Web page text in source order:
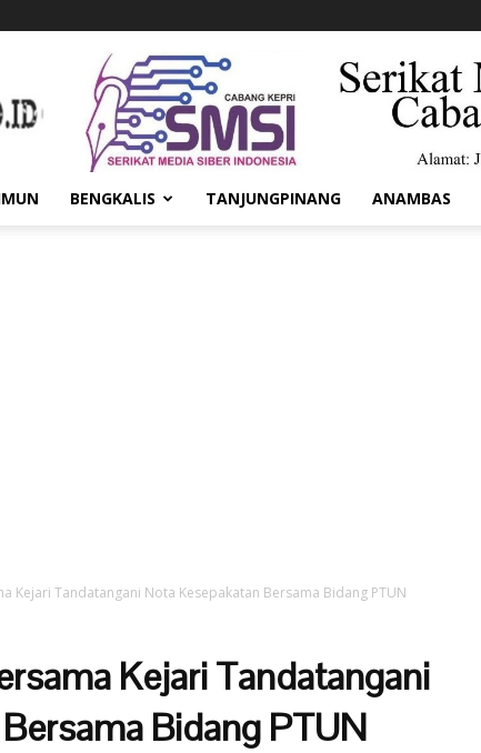
BENGKALIS TANJUNGPINANG ANAMBAS
Kejari Tandatangani Nota Kesepakatan Bersama Bidang PTUN
Kejari Tandatangani
Bidang PTUN